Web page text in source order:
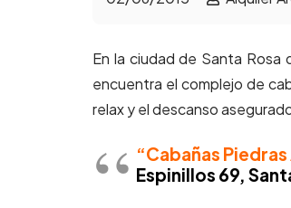
En la ciudad de Santa Rosa
encuentra el complejo de
relax y el descanso
“Cabañas
Espinillos 69,